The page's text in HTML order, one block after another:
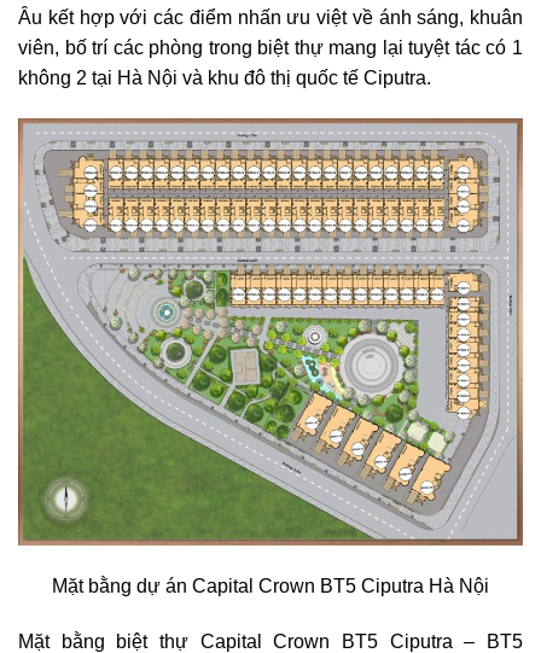
Âu kết hợp với các điểm nhấn ưu việt về ánh sáng, khuân
viên, bố trí các phòng trong biệt thự mang lại tuyệt tác có 1
không 2 tại Hà Nội và khu đô thị quốc tế Ciputra.
Mặt bằng dự án Capital Crown BT5 Ciputra Hà Nội
Mặt bằng biệt thự Capital Crown BT5 Ciputra – BT5